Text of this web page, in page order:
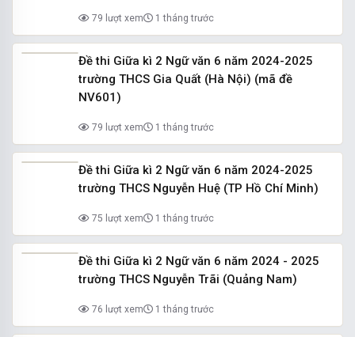
79 lượt xem 1 tháng trước
Đề thi Giữa kì 2 Ngữ văn 6 năm 2024-2025
trường THCS Gia Quất (Hà Nội) (mã đề
NV601)
79 lượt xem 1 tháng trước
Đề thi Giữa kì 2 Ngữ văn 6 năm 2024-2025
trường THCS Nguyễn Huệ (TP Hồ Chí Minh)
75 lượt xem 1 tháng trước
Đề thi Giữa kì 2 Ngữ văn 6 năm 2024 - 2025
trường THCS Nguyễn Trãi (Quảng Nam)
76 lượt xem 1 tháng trước